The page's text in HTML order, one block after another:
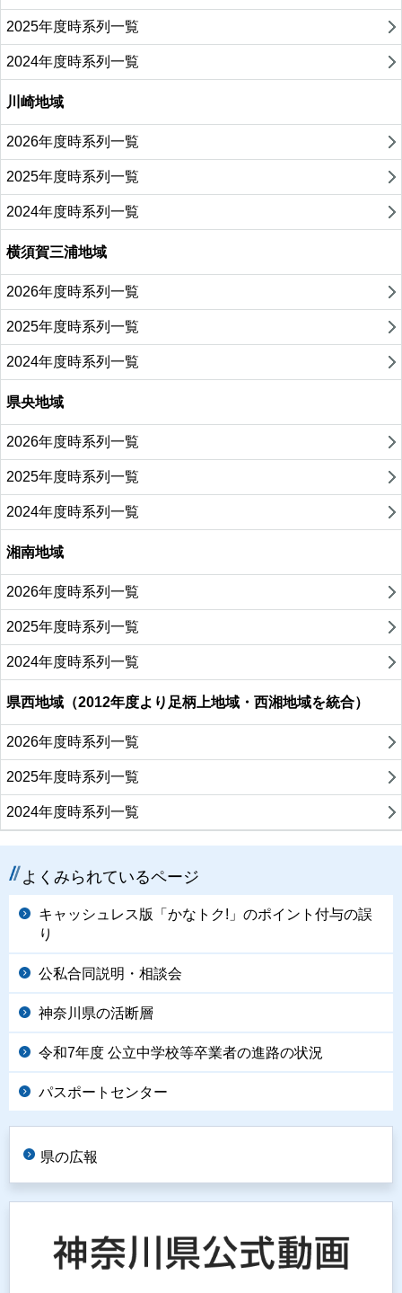
2025年度時系列一覧
2024年度時系列一覧
川崎地域
2026年度時系列一覧
2025年度時系列一覧
2024年度時系列一覧
横須賀三浦地域
2026年度時系列一覧
2025年度時系列一覧
2024年度時系列一覧
県央地域
2026年度時系列一覧
2025年度時系列一覧
2024年度時系列一覧
湘南地域
2026年度時系列一覧
2025年度時系列一覧
2024年度時系列一覧
県西地域（2012年度より足柄上地域・西湘地域を統合）
2026年度時系列一覧
2025年度時系列一覧
2024年度時系列一覧
よくみられているページ
キャッシュレス版「かなトク!」のポイント付与の誤
り
公私合同説明・相談会
神奈川県の活断層
令和7年度 公立中学校等卒業者の進路の状況
パスポートセンター
県の広報